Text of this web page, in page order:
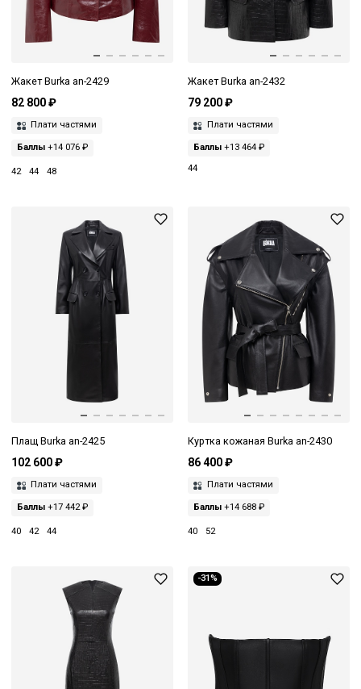
Жакет Burka an-2429
82 800 ₽
Плати частями
Баллы +14 076 ₽
42 44 48
Жакет Burka an-2432
79 200 ₽
Плати частями
Баллы+13 464 ₽
44
Плащ Burka an-2425
102 600 ₽
Плати частями
Баллы +17 442 ₽
40 42 44
Куртка кожаная Burka an-2430
86 400 ₽
Плати частями
Баллы+14 688 ₽
40 52
-31%